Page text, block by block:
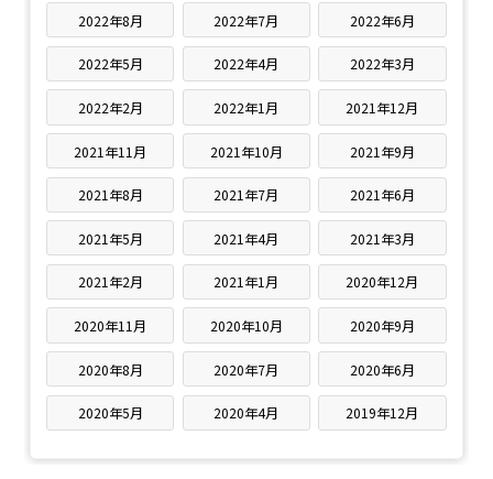
2022年8月 2022年7月 2022年6月
2022年5月 2022年4月 2022年3月
2022年2月 2022年1月 2021年12月
2021年11月 2021年10月 2021年9月
2021年8月 2021年7月 2021年6月
2021年5月 2021年4月 2021年3月
2021年2月 2021年1月 2020年12月
2020年11月 2020年10月 2020年9月
2020年8月 2020年7月 2020年6月
2020年5月 2020年4月 2019年12月